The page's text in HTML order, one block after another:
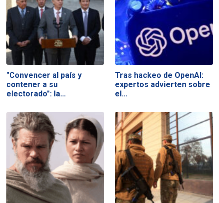
"Convencer al país y
contener a su
electorado": la…
Tras hackeo de OpenAI:
expertos advierten sobre
el…